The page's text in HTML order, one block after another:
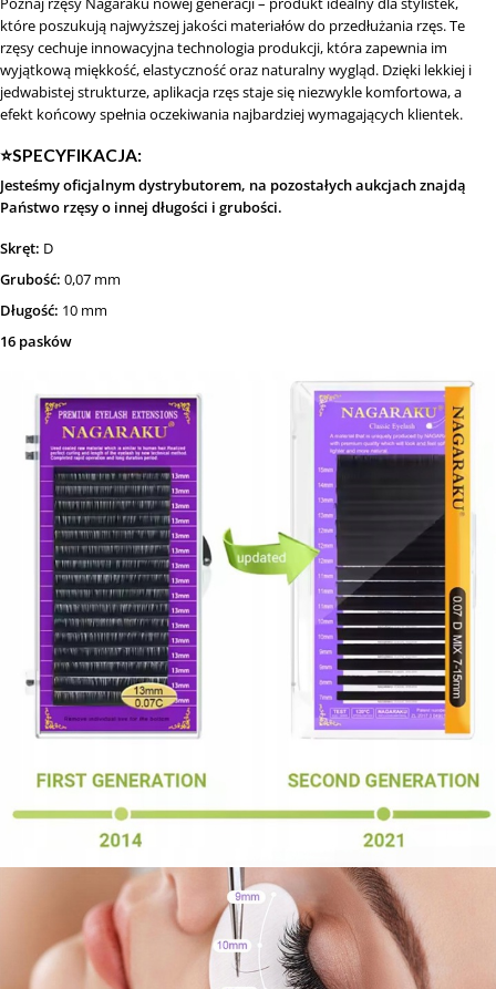
które poszukują najwyższej jakości materiałów do przedłużania rzęs. Te
rzęsy cechuje innowacyjna technologia produkcji, która zapewnia im
wyjątkową miękkość, elastyczność oraz naturalny wygląd. Dzięki lekkiej i
jedwabistej strukturze, aplikacja rzęs staje się niezwykle komfortowa, a
efekt końcowy spełnia oczekiwania najbardziej wymagających klientek.
⭐️SPECYFIKACJA:
Jesteśmy oficjalnym dystrybutorem, na pozostałych aukcjach znajdą
Państwo rzęsy o innej długości i grubości.
Skręt: D
Grubość: 0,07 mm
Długość: 10 mm
16 pasków